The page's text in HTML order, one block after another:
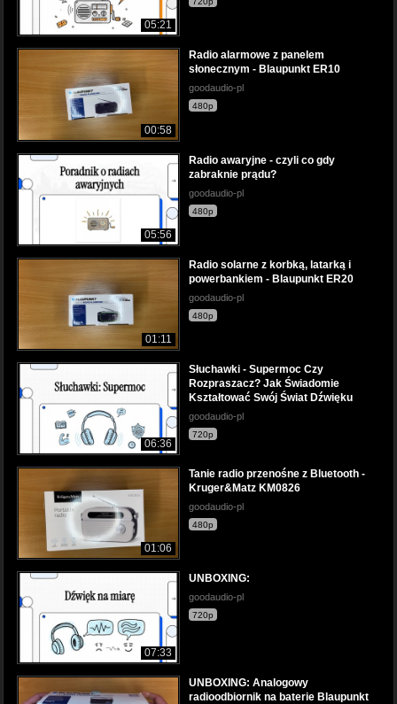
05:21
00:58
Radio alarmowe z panelem
słonecznym - Blaupunkt ER10
goodaudio-pl
480p
05:56
Radio awaryjne - czyli co gdy
zabraknie prądu?
goodaudio-pl
480p
01:11
Radio solarne z korbką, latarką i
powerbankiem - Blaupunkt ER20
goodaudio-pl
480p
06:36
Słuchawki - Supermoc Czy
Rozpraszacz? Jak Świadomie
Kształtować Swój Świat Dźwięku
goodaudio-pl
720p
01:06
Tanie radio przenośne z Bluetooth -
Kruger&Matz KM0826
goodaudio-pl
480p
07:33
UNBOXING:
goodaudio-pl
720p
UNBOXING: Analogowy
radioodbiornik na baterie Blaupunkt